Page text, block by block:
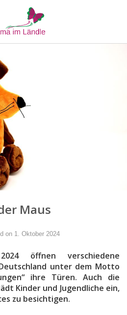
Maus
on 1. Oktober 2024
öffnen verschiedene
unter dem Motto
ihre Türen. Auch die
Kinder und Jugendliche ein,
zu besichtigen.